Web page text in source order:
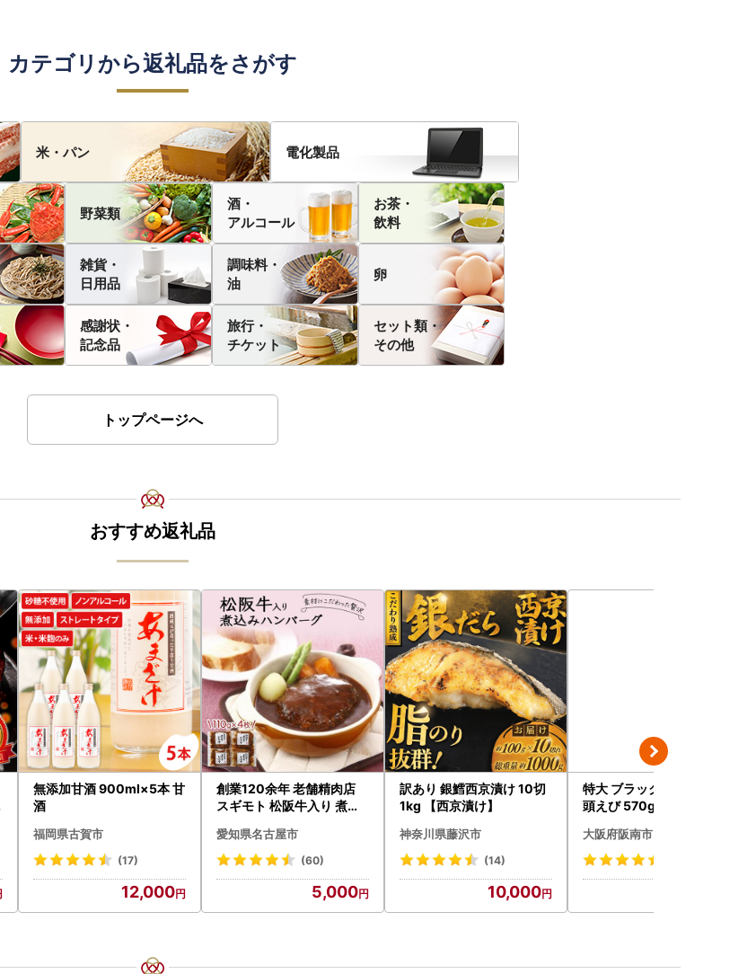
カテゴリから返礼品をさがす
米・パン 電化製品
野菜類
酒・
アルコール
お茶・
飲料
雑貨・
日用品
調味料・
油
卵
感謝状・
記念品
旅行・
チケット
セット類・
その他
トップページへ
おすすめ返礼品
無添加甘酒 900ml×5本 甘
酒
福岡県古賀市
(17)
12,000
創業120余年 老舗精肉店
スギモト 松阪牛入り 煮込
惣菜 お取り寄せ グルメ ハ
ンバーグ 冷凍
愛知県名古屋市
(60)
5,000
訳あり 銀鱈西京漬け 10切
1kg 【西京漬け】
神奈川県藤沢市
(14)
10,000
特大 ブラックタイガー 無
頭えび 570g前後15尾
大阪府阪南市